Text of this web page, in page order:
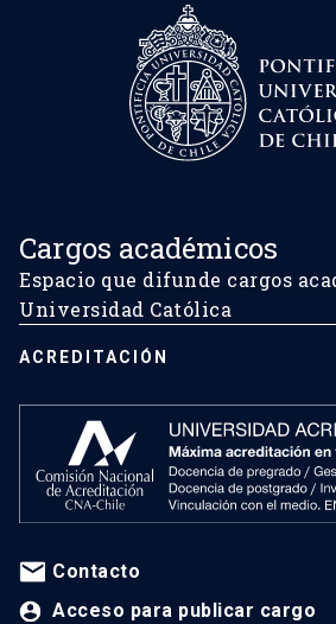
Cargos académicos
Espacio que difunde cargos
Universidad Católica
ACREDITACIÓN
Contacto
Acceso para publicar cargo